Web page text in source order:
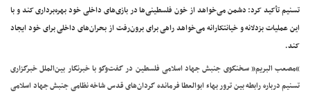
تسنیم تأکید کرد: دشمن می‌خواهد از خون فلسطینی‌ها در بازی‌های داخلی خود بهره‌برداری کند و با
این عملیات بزدلانه و خیانتکارانه می‌خواهد راهی برای برون‌رفت از بحران‌های داخلی‌ برای خود ایجاد
کند.
“مصعب البریم” سخنگوی جنبش جهاد اسلامی فلسطین در گفت‌‌وگو با خبرنگار بین‌‌الملل خبرگزاری
تسنیم درباره رابطه بین ترور بهاء ابوالعطا فرمانده گردان‌های قدس شاخه نظامی جنبش جهاد اسلامی